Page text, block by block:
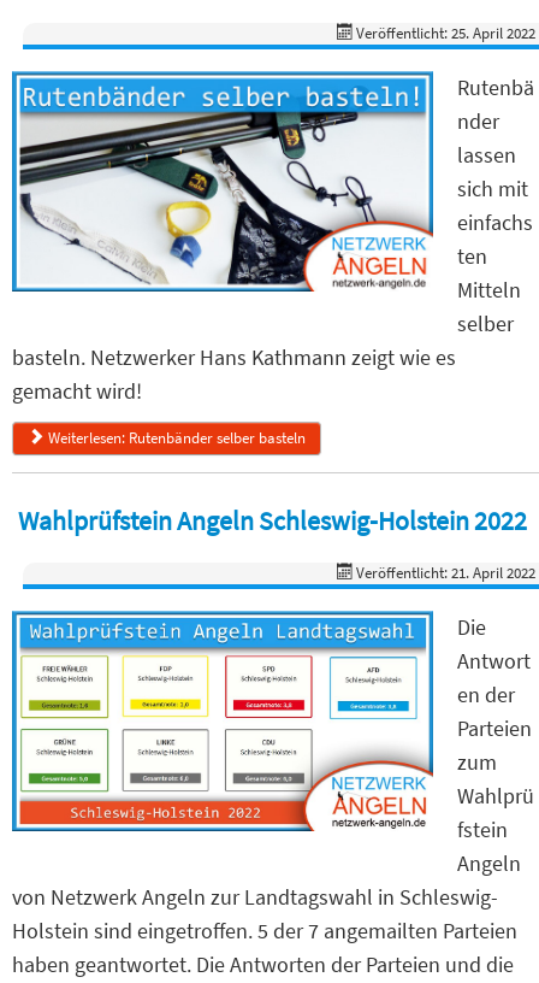
Veröffentlicht: 25. April 2022
Rutenbä
nder
lassen
sich mit
einfachs
ten
Mitteln
selber
basteln. Netzwerker Hans Kathmann zeigt wie es
gemacht wird!
Weiterlesen: Rutenbänder selber basteln
Wahlprüfstein Angeln Schleswig-Holstein 2022
Veröffentlicht: 21. April 2022
Die
Antwort
en der
Parteien
zum
Wahlprü
fstein
Angeln
von Netzwerk Angeln zur Landtagswahl in Schleswig-
Holstein sind eingetroffen. 5 der 7 angemailten Parteien
haben geantwortet. Die Antworten der Parteien und die